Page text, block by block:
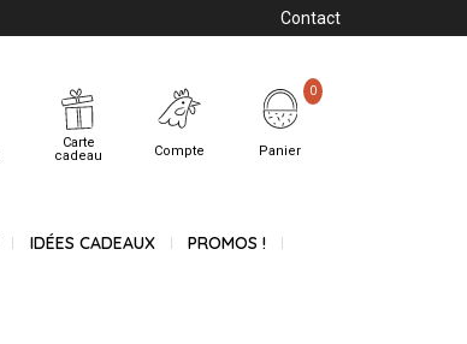
Contact
Carte
cadeau
Compte Panier
0
IDÉES CADEAUX PROMOS !